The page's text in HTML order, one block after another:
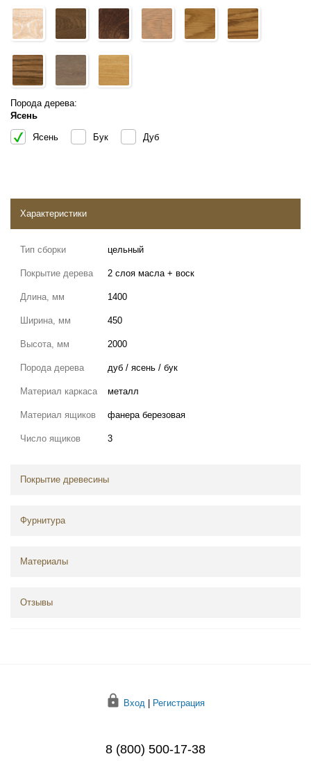
Порода дерева:
Ясень
Ясень Бук Дуб
Характеристики
Тип сборки цельный
Покрытие дерева 2 слоя масла + воск
Длина, мм 1400
Ширина, мм 450
Высота, мм 2000
Порода дерева дуб / ясень / бук
Материал каркаса металл
Материал ящиков фанера березовая
Число ящиков 3
Покрытие древесины
Фурнитура
Материалы
Отзывы
Вход | Регистрация
8 (800) 500-17-38